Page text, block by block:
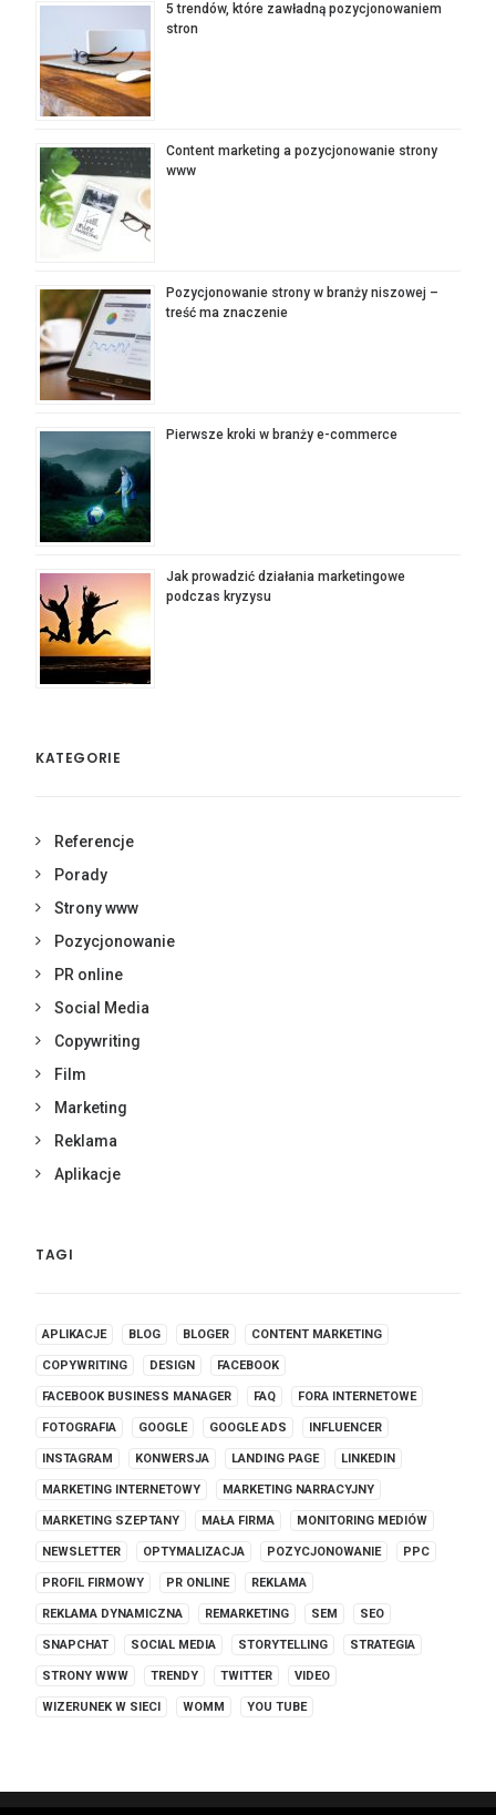
5 trendów, które zawładną pozycjonowaniem
stron
Content marketing a pozycjonowanie strony
www
Pozycjonowanie strony w branży niszowej –
treść ma znaczenie
Pierwsze kroki w branży e-commerce
Jak prowadzić działania marketingowe
podczas kryzysu
KATEGORIE
Referencje
Porady
Strony www
Pozycjonowanie
PR online
Social Media
Copywriting
Film
Marketing
Reklama
Aplikacje
TAGI
APLIKACJE BLOG BLOGER CONTENT MARKETING
COPYWRITING DESIGN FACEBOOK
FACEBOOK BUSINESS MANAGER FAQ FORA INTERNETOWE
FOTOGRAFIA GOOGLE GOOGLE ADS INFLUENCER
INSTAGRAM KONWERSJA LANDING PAGE LINKEDIN
MARKETING INTERNETOWY MARKETING NARRACYJNY
MARKETING SZEPTANY MAŁA FIRMA MONITORING MEDIÓW
NEWSLETTER OPTYMALIZACJA POZYCJONOWANIE PPC
PROFIL FIRMOWY PR ONLINE REKLAMA
REKLAMA DYNAMICZNA REMARKETING SEM SEO
SNAPCHAT SOCIAL MEDIA STORYTELLING STRATEGIA
STRONY WWW TRENDY TWITTER VIDEO
WIZERUNEK W SIECI WOMM YOU TUBE